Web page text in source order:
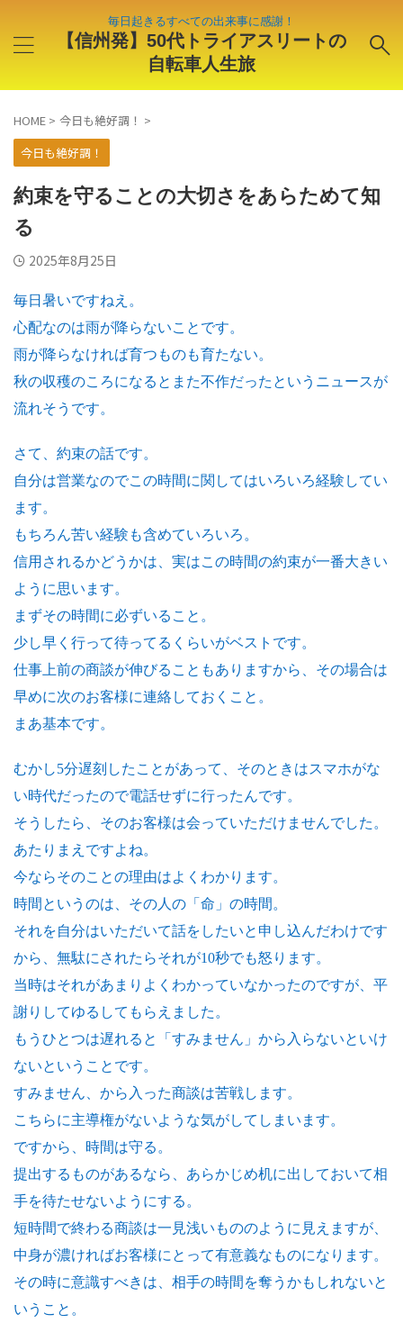
毎日起きるすべての出来事に感謝！
【信州発】50代トライアスリートの
自転車人生旅
HOME > 今日も絶好調！ >
今日も絶好調！
約束を守ることの大切さをあらためて知
る
2025年8月25日
毎日暑いですねえ。
心配なのは雨が降らないことです。
雨が降らなければ育つものも育たない。
秋の収穫のころになるとまた不作だったというニュースが
流れそうです。
さて、約束の話です。
自分は営業なのでこの時間に関してはいろいろ経験してい
ます。
もちろん苦い経験も含めていろいろ。
信用されるかどうかは、実はこの時間の約束が一番大きい
ように思います。
まずその時間に必ずいること。
少し早く行って待ってるくらいがベストです。
仕事上前の商談が伸びることもありますから、その場合は
早めに次のお客様に連絡しておくこと。
まあ基本です。
むかし5分遅刻したことがあって、そのときはスマホがな
い時代だったので電話せずに行ったんです。
そうしたら、そのお客様は会っていただけませんでした。
あたりまえですよね。
今ならそのことの理由はよくわかります。
時間というのは、その人の「命」の時間。
それを自分はいただいて話をしたいと申し込んだわけです
から、無駄にされたらそれが10秒でも怒ります。
当時はそれがあまりよくわかっていなかったのですが、平
謝りしてゆるしてもらえました。
もうひとつは遅れると「すみません」から入らないといけ
ないということです。
すみません、から入った商談は苦戦します。
こちらに主導権がないような気がしてしまいます。
ですから、時間は守る。
提出するものがあるなら、あらかじめ机に出しておいて相
手を待たせないようにする。
短時間で終わる商談は一見浅いもののように見えますが、
中身が濃ければお客様にとって有意義なものになります。
その時に意識すべきは、相手の時間を奪うかもしれないと
いうこと。